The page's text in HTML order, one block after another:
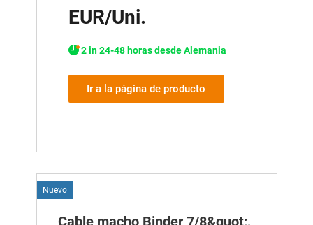
EUR/Uni.
2 in 24-48 horas desde Alemania
Ir a la página de producto
Nuevo